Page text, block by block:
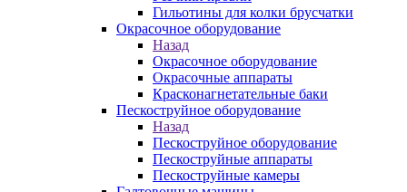
Гильотины для колки брусчатки
Окрасочное оборудование
Назад
Окрасочное оборудование
Окрасочные аппараты
Красконагнетательные баки
Пескоструйное оборудование
Назад
Пескоструйное оборудование
Пескоструйные аппараты
Пескоструйные камеры